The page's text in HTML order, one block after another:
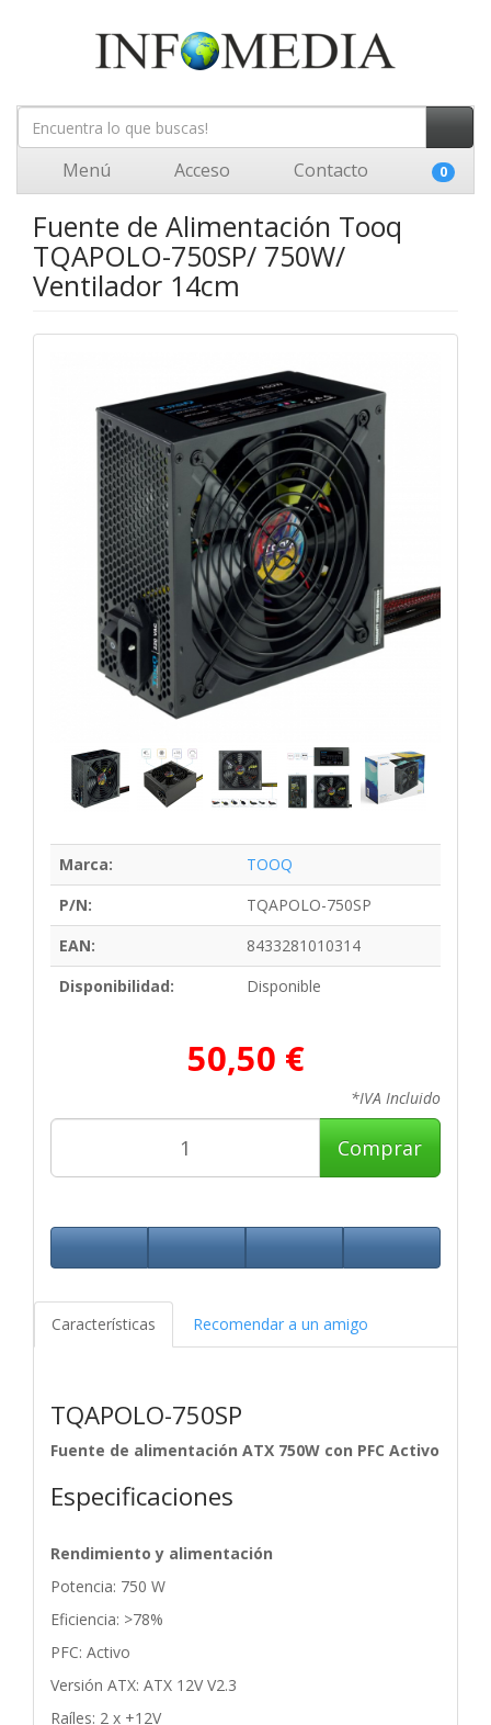
Menú Acceso Contacto 0
Fuente de Alimentación Tooq
TQAPOLO-750SP/ 750W/
Ventilador 14cm
Marca:
TOOQ
P/N:
TQAPOLO-750SP
EAN:
8433281010314
Disponibilidad:
Disponible
50,50 €
*IVA Incluido
Comprar
Características Recomendar a un amigo
TQAPOLO-750SP
Fuente de alimentación ATX 750W con PFC Activo
Especificaciones
Rendimiento y alimentación
Potencia: 750 W
Eficiencia: >78%
PFC: Activo
Versión ATX: ATX 12V V2.3
Raíles: 2 x +12V